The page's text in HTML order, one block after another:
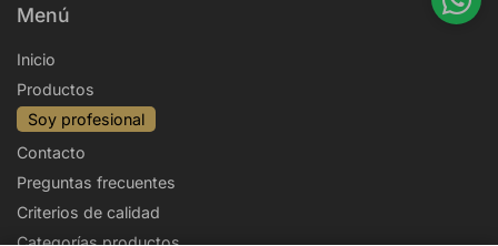
Menú
Inicio
Productos
Soy profesional
Contacto
Preguntas frecuentes
Criterios de calidad